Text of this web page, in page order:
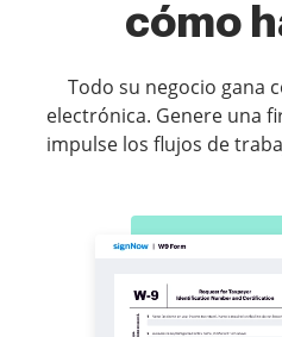
cómo
Todo su negocio gana
electrónica. Genere una
impulse los flujos de